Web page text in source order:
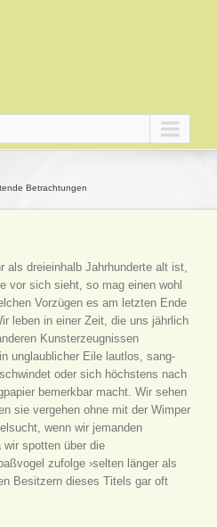
Betrachtungen
als dreieinhalb Jahrhunderte alt ist,
vor sich sieht, so mag einen wohl
Vorzügen es am letzten Ende
leben in einer Zeit, die uns jährlich
Kunsterzeugnissen
unglaublicher Eile lautlos, sang-
oder sich höchstens nach
bemerkbar macht. Wir sehen
sie vergehen ohne mit der Wimper
wenn wir jemanden
wir spotten über die
zufolge ›selten länger als
Besitzern dieses Titels gar oft